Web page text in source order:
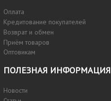
Оплата
Кредитование покупателей
Возврат и обмен
Приём товаров
Оптовикам
ПОЛЕЗНАЯ ИНФОРМАЦИЯ
Новости